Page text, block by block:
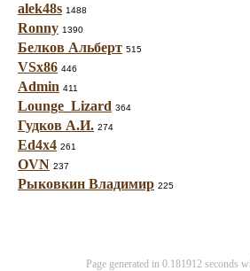
alek48s 1488
Ronny 1390
Белков Альберт 515
VSx86 446
Admin 411
Lounge_Lizard 364
Гудков А.И. 274
Ed4x4 261
OVN 237
Рыковкин Владимир 225
Page generated in 0.181912